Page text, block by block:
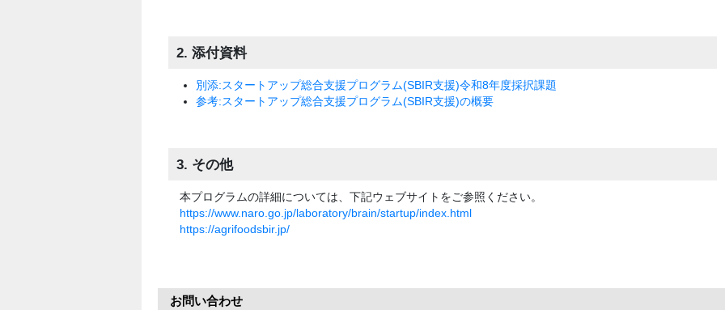
2. 添付資料
別添:スタートアップ総合支援プログラム(SBIR支援)令和8年度採択課題
参考:スタートアップ総合支援プログラム(SBIR支援)の概要
3. その他
本プログラムの詳細については、下記ウェブサイトをご参照ください。
https://www.naro.go.jp/laboratory/brain/startup/index.html
https://agrifoodsbir.jp/
お問い合わせ